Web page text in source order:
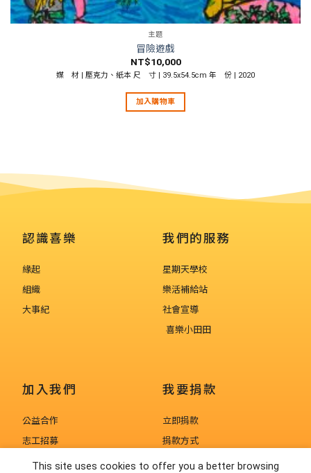
主題
冒險遊戲
NT$10,000
媒 材 | 壓克力、紙本 尺 寸 | 39.5x54.5cm 年 份 | 2020
加入購物車
認識喜樂
緣起
組織
大事紀
我們的服務
星期天學校
樂活補給站
社會宣導
喜樂小田田
加入我們
公益合作
志工招募
人才招募
我要捐款
立即捐款
捐款方式
捐款徵信
This site uses cookies to offer you a better browsing